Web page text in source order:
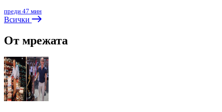
преди 47 мин
Всички
От мрежата